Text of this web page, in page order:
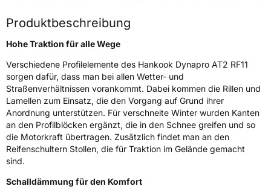
Weitere Eigenschaften
Schlauchtyp TL
ZustandNeureifen
M+SJa
Felgenschutz MFS
EU Label
Produktbeschreibung
Hohe Traktion für alle Wege
Verschiedene Profilelemente des Hankook Dynapro AT2 RF11
sorgen dafür, dass man bei allen Wetter- und
Straßenverhältnissen vorankommt. Dabei kommen die Rillen und
Lamellen zum Einsatz, die den Vorgang auf Grund ihrer
Anordnung unterstützen. Für verschneite Winter wurden Kanten
an den Profilblöcken ergänzt, die in den Schnee greifen und so
die Motorkraft übertragen. Zusätzlich findet man an den
Reifenschultern Stollen, die für Traktion im Gelände gemacht
sind.
Schalldämmung für den Komfort